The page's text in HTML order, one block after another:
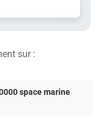
sur :
space marine